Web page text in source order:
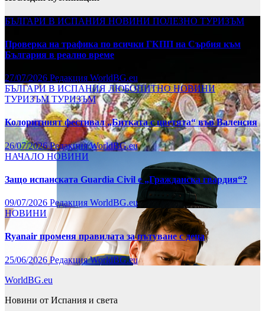
БЪЛГАРИ В ИСПАНИЯ НОВИНИ ПОЛЕЗНО ТУРИЗЪМ
Проверка на трафика по всички ГКПП на Сърбия към
България в реално време
27/07/2026 Редакция WorldBG.eu
БЪЛГАРИ В ИСПАНИЯ ЛЮБОПИТНОНОВИНИ
ТУРИЗЪМТУРИЗЪМ
Колоритният фестивал „Битката с цветята“ във Валенсия
26/07/2026Редакция WorldBG.eu
НАЧАЛО НОВИНИ
Защо испанската Guardia Civil е „Гражданска гвардия“?
09/07/2026 Редакция WorldBG.eu
НОВИНИ
Ryanair променя правилата за пътуване с деца
25/06/2026Редакция WorldBG.eu
WorldBG.eu
Новини от Испания и света